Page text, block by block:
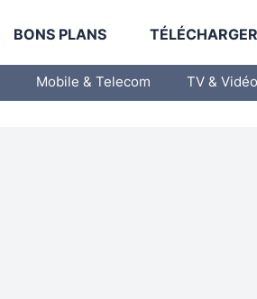
BONS PLANS
Mobile & Telecom TV & Vidéo